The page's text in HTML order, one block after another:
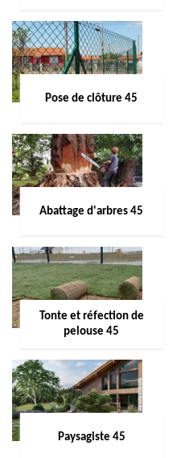
Pose de clôture 45
Abattage d'arbres 45
Tonte et réfection de
pelouse 45
Paysagiste 45